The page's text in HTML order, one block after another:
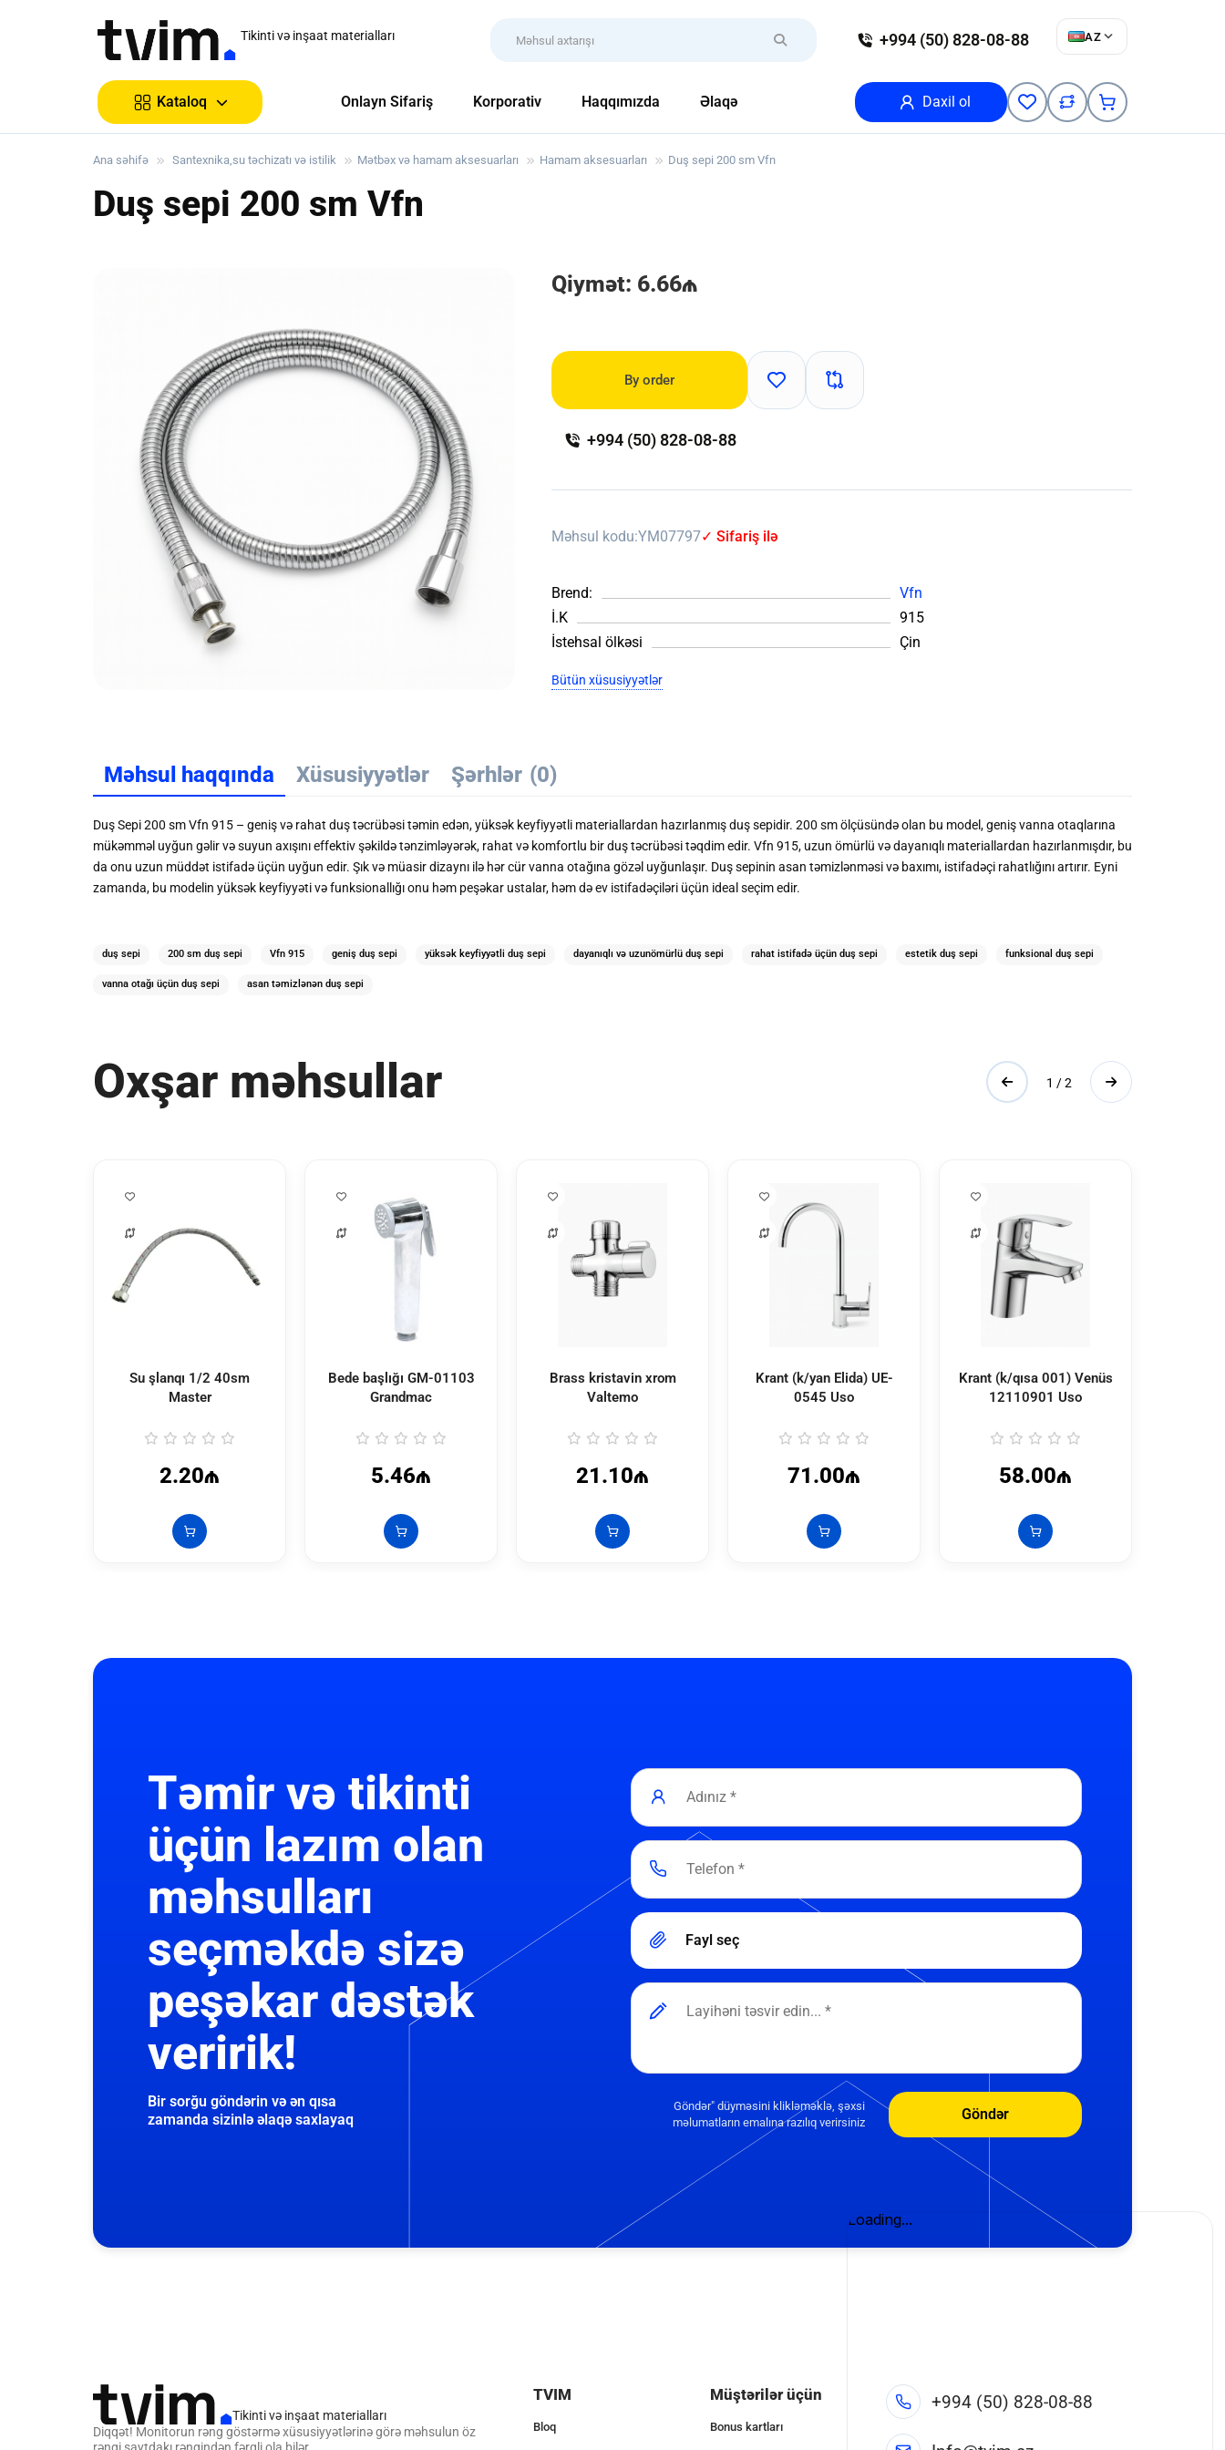
Tikinti və inşaat materialları +994 (50) 828-08-88 AZ
Kataloq Onlayn Sifariş Korporativ Haqqımızda Əlaqə Daxil ol
Ana səhifə Santexnika,su təchizatı və istilik Mətbəx və hamam aksesuarları Hamam aksesuarları Duş sepi 200 sm Vfn
Duş sepi 200 sm Vfn
Qiymət: 6.66₼
By order
+994 (50) 828-08-88
Məhsul kodu:YM07797✓ Sifariş ilə
Brend:
Vfn
İ.K
915
İstehsal ölkəsi
Çin
Bütün xüsusiyyətlər
Məhsul haqqında Xüsusiyyətlər Şərhlər (0)
Duş Sepi 200 sm Vfn 915 – geniş və rahat duş təcrübəsi təmin edən, yüksək keyfiyyətli materiallardan hazırlanmış duş sepidir. 200 sm ölçüsündə olan bu model, geniş vanna otaqlarına
mükəmməl uyğun gəlir və suyun axışını effektiv şəkildə tənzimləyərək, rahat və komfortlu bir duş təcrübəsi təqdim edir. Vfn 915, uzun ömürlü və dayanıqlı materiallardan hazırlanmışdır, bu
da onu uzun müddət istifadə üçün uyğun edir. Şık və müasir dizaynı ilə hər cür vanna otağına gözəl uyğunlaşır. Duş sepinin asan təmizlənməsi və baxımı, istifadəçi rahatlığını artırır. Eyni
zamanda, bu modelin yüksək keyfiyyəti və funksionallığı onu həm peşəkar ustalar, həm də ev istifadəçiləri üçün ideal seçim edir.
duş sepi 200 sm duş sepi Vfn 915 geniş duş sepi yüksək keyfiyyətli duş sepi dayanıqlı və uzunömürlü duş sepi rahat istifadə üçün duş sepi estetik duş sepi funksional duş sepi
vanna otağı üçün duş sepi asan təmizlənən duş sepi
Oxşar məhsullar
Su şlanqı 1/2 40sm
Master
2.20₼
Bede başlığı GM-01103
Grandmac
5.46₼
Brass kristavin xrom
Valtemo
21.10₼
Krant (k/yan Elida) UE-
0545 Uso
71.00₼
Krant (k/qısa 001) Venüs
12110901 Uso
58.00₼
1 / 2
Təmir və tikinti
üçün lazım olan
məhsulları
seçməkdə sizə
peşəkar dəstək
veririk!
Bir sorğu göndərin və ən qısa
zamanda sizinlə əlaqə saxlayaq
Fayl seç
Göndər" düyməsini klikləməklə, şəxsi
məlumatların emalına razılıq verirsiniz
Göndər
Tikinti və inşaat materialları
Diqqət! Monitorun rəng göstərmə xüsusiyyətlərinə görə məhsulun öz
TVIM
Bloq
Müştərilər üçün
Bonus kartları
+994 (50) 828-08-88